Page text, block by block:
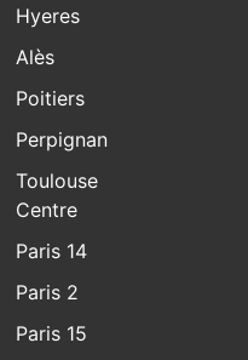
Hyeres
Alès
Poitiers
Perpignan
Toulouse
Centre
Paris 14
Paris 2
Paris 15